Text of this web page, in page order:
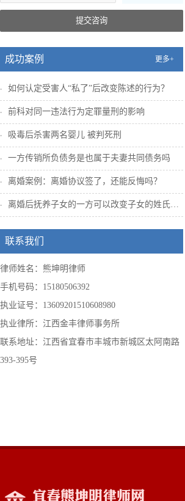
提交咨询
成功案例 更多+
如何认定受害人“私了”后改变陈述的行为？
前科对同一违法行为定罪量刑的影响
吸毒后杀害两名婴儿 被判死刑
一方传销所负债务是也属于夫妻共同债务吗
离婚案例：离婚协议签了，还能反悔吗？
离婚后抚养子女的一方可以改变子女的姓氏吗...
联系我们
律师姓名：熊坤明律师
手机号码：15180506392
执业证号：13609201510608980
执业律所：江西金丰律师事务所
联系地址：江西省宜春市丰城市新城区太阿南路
393-395号